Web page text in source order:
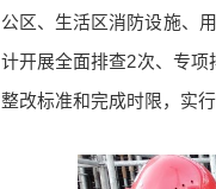
公区、生活区消防设施、
计开展全面排查2次、专项
整改标准和完成时限，实